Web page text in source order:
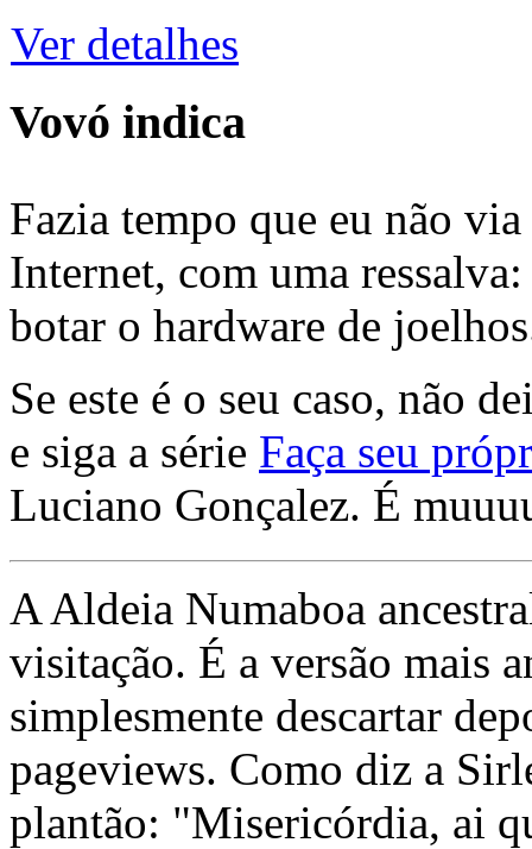
Ver detalhes
Vovó indica
Fazia tempo que eu não
Internet, com uma
botar o hardware de
Se este é o seu caso, não
e siga a série Faça seu
Luciano Gonçalez. É
A Aldeia Numaboa
visitação. É a versão mais
simplesmente descartar
pageviews. Como diz a
plantão: "Misericórdia, ai